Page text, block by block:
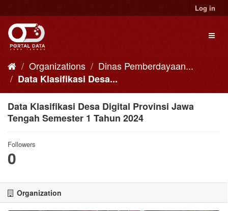
to
content
Log in
Organizations
Dinas Pemberdayaan...
Data Klasifikasi Desa...
Data Klasifikasi Desa Digital Provinsi Jawa
Tengah Semester 1 Tahun 2024
Followers
0
Organization